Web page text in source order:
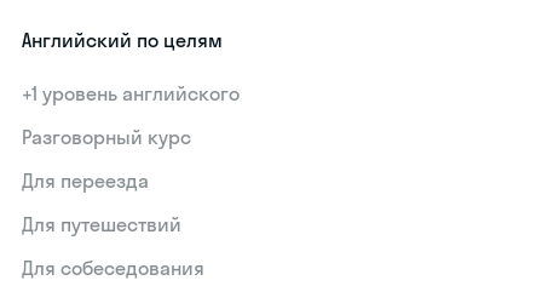
Английский по целям
+1 уровень английского
Разговорный курс
Для переезда
Для путешествий
Для собеседования